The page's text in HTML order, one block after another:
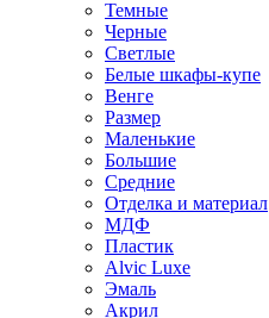
Темные
Черные
Светлые
Белые шкафы-купе
Венге
Размер
Маленькие
Большие
Средние
Отделка и материал
МДФ
Пластик
Alvic Luxe
Эмаль
Акрил